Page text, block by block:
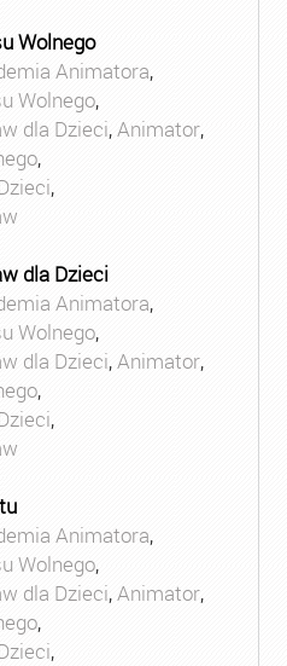
Wolnego
Animatora,
Wolnego,
dla Dzieci,Animator,
,
,
dla Dzieci
Animatora,
Wolnego,
dla Dzieci,Animator,
,
,
Animatora,
Wolnego,
dla Dzieci,Animator,
,
,